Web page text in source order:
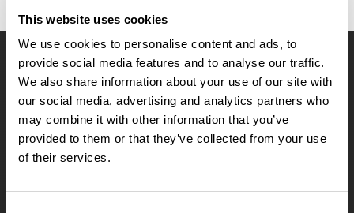
This website uses cookies
We use cookies to personalise content and ads, to
provide social media features and to analyse our traffic.
We also share information about your use of our site with
our social media, advertising and analytics partners who
may combine it with other information that you’ve
provided to them or that they’ve collected from your use
of their services.
OpenRunner
Team
Lavora con noi
Riguardo a
Contatti